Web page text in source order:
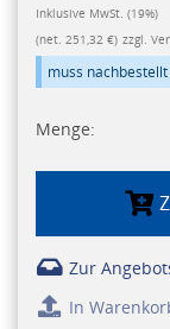
Inklusive MwSt. (19%)
(net. 251,32 €) zzgl.
muss
Menge:
Zur
In